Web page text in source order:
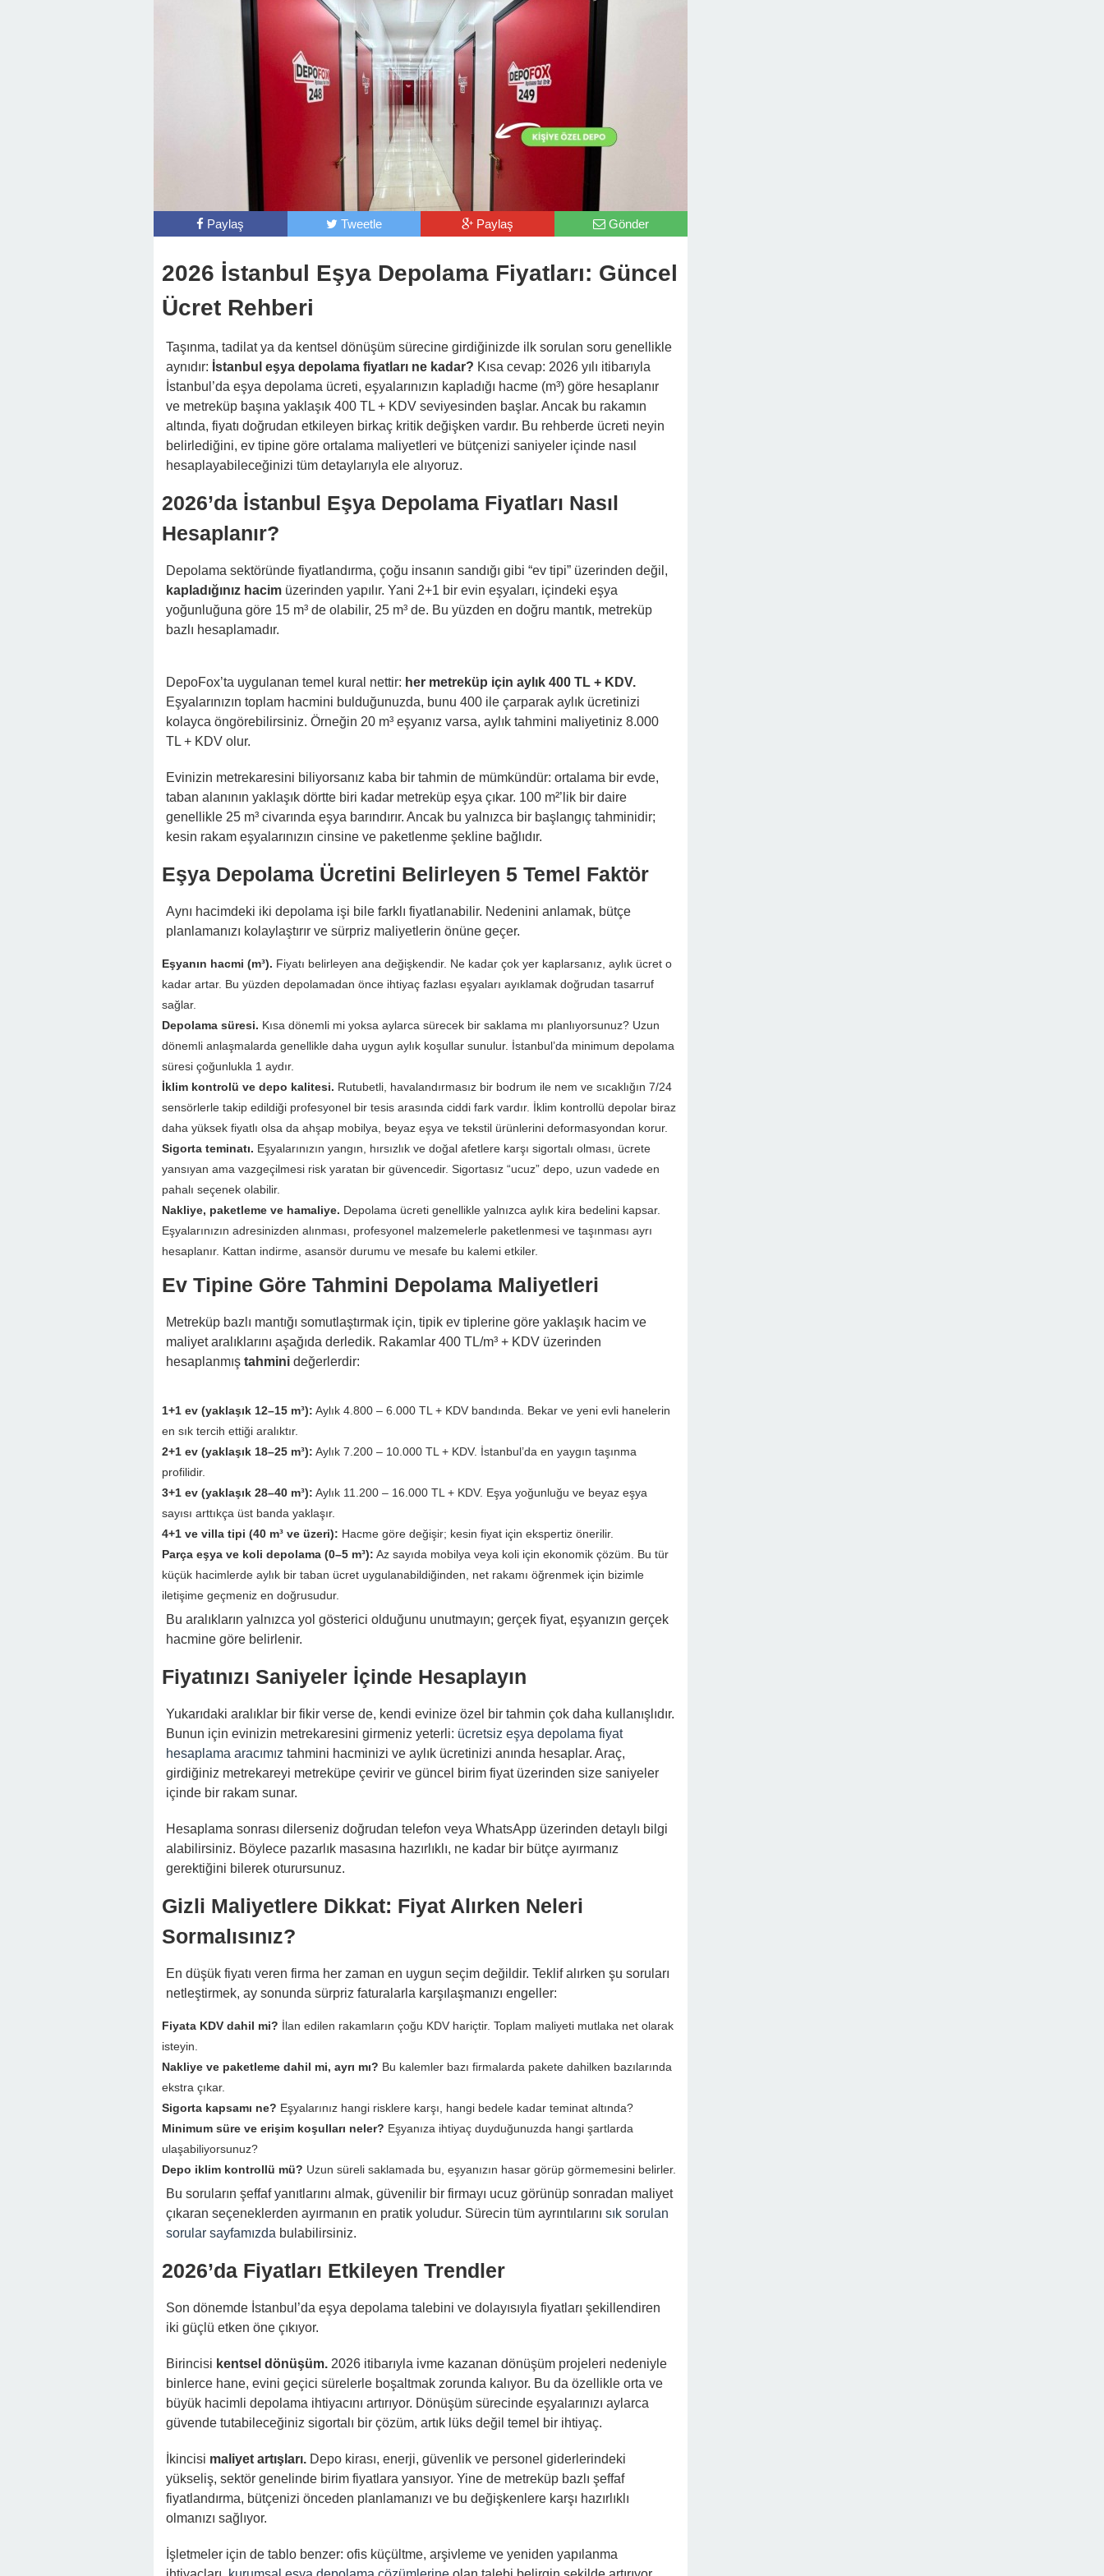
Paylaş Tweetle Paylaş Gönder
2026 İstanbul Eşya Depolama Fiyatları: Güncel
Ücret Rehberi
Taşınma, tadilat ya da kentsel dönüşüm sürecine girdiğinizde ilk sorulan soru genellikle
aynıdır: İstanbul eşya depolama fiyatları ne kadar? Kısa cevap: 2026 yılı itibarıyla
İstanbul’da eşya depolama ücreti, eşyalarınızın kapladığı hacme (m³) göre hesaplanır
ve metreküp başına yaklaşık 400 TL + KDV seviyesinden başlar. Ancak bu rakamın
altında, fiyatı doğrudan etkileyen birkaç kritik değişken vardır. Bu rehberde ücreti neyin
belirlediğini, ev tipine göre ortalama maliyetleri ve bütçenizi saniyeler içinde nasıl
hesaplayabileceğinizi tüm detaylarıyla ele alıyoruz.
2026’da İstanbul Eşya Depolama Fiyatları Nasıl
Hesaplanır?
Depolama sektöründe fiyatlandırma, çoğu insanın sandığı gibi “ev tipi” üzerinden değil,
kapladığınız hacim üzerinden yapılır. Yani 2+1 bir evin eşyaları, içindeki eşya
yoğunluğuna göre 15 m³ de olabilir, 25 m³ de. Bu yüzden en doğru mantık, metreküp
bazlı hesaplamadır.
DepoFox’ta uygulanan temel kural nettir: her metreküp için aylık 400 TL + KDV.
Eşyalarınızın toplam hacmini bulduğunuzda, bunu 400 ile çarparak aylık ücretinizi
kolayca öngörebilirsiniz. Örneğin 20 m³ eşyanız varsa, aylık tahmini maliyetiniz 8.000
TL + KDV olur.
Evinizin metrekaresini biliyorsanız kaba bir tahmin de mümkündür: ortalama bir evde,
taban alanının yaklaşık dörtte biri kadar metreküp eşya çıkar. 100 m²’lik bir daire
genellikle 25 m³ civarında eşya barındırır. Ancak bu yalnızca bir başlangıç tahminidir;
kesin rakam eşyalarınızın cinsine ve paketlenme şekline bağlıdır.
Eşya Depolama Ücretini Belirleyen 5 Temel Faktör
Aynı hacimdeki iki depolama işi bile farklı fiyatlanabilir. Nedenini anlamak, bütçe
planlamanızı kolaylaştırır ve sürpriz maliyetlerin önüne geçer.
Eşyanın hacmi (m³). Fiyatı belirleyen ana değişkendir. Ne kadar çok yer kaplarsanız, aylık ücret o
kadar artar. Bu yüzden depolamadan önce ihtiyaç fazlası eşyaları ayıklamak doğrudan tasarruf
sağlar.
Depolama süresi. Kısa dönemli mi yoksa aylarca sürecek bir saklama mı planlıyorsunuz? Uzun
dönemli anlaşmalarda genellikle daha uygun aylık koşullar sunulur. İstanbul’da minimum depolama
süresi çoğunlukla 1 aydır.
İklim kontrolü ve depo kalitesi. Rutubetli, havalandırmasız bir bodrum ile nem ve sıcaklığın 7/24
sensörlerle takip edildiği profesyonel bir tesis arasında ciddi fark vardır. İklim kontrollü depolar biraz
daha yüksek fiyatlı olsa da ahşap mobilya, beyaz eşya ve tekstil ürünlerini deformasyondan korur.
Sigorta teminatı. Eşyalarınızın yangın, hırsızlık ve doğal afetlere karşı sigortalı olması, ücrete
yansıyan ama vazgeçilmesi risk yaratan bir güvencedir. Sigortasız “ucuz” depo, uzun vadede en
pahalı seçenek olabilir.
Nakliye, paketleme ve hamaliye. Depolama ücreti genellikle yalnızca aylık kira bedelini kapsar.
Eşyalarınızın adresinizden alınması, profesyonel malzemelerle paketlenmesi ve taşınması ayrı
hesaplanır. Kattan indirme, asansör durumu ve mesafe bu kalemi etkiler.
Ev Tipine Göre Tahmini Depolama Maliyetleri
Metreküp bazlı mantığı somutlaştırmak için, tipik ev tiplerine göre yaklaşık hacim ve
maliyet aralıklarını aşağıda derledik. Rakamlar 400 TL/m³ + KDV üzerinden
hesaplanmış tahmini değerlerdir:
1+1 ev (yaklaşık 12–15 m³): Aylık 4.800 – 6.000 TL + KDV bandında. Bekar ve yeni evli hanelerin
en sık tercih ettiği aralıktır.
2+1 ev (yaklaşık 18–25 m³): Aylık 7.200 – 10.000 TL + KDV. İstanbul’da en yaygın taşınma
profilidir.
3+1 ev (yaklaşık 28–40 m³): Aylık 11.200 – 16.000 TL + KDV. Eşya yoğunluğu ve beyaz eşya
sayısı arttıkça üst banda yaklaşır.
4+1 ve villa tipi (40 m³ ve üzeri): Hacme göre değişir; kesin fiyat için ekspertiz önerilir.
Parça eşya ve koli depolama (0–5 m³): Az sayıda mobilya veya koli için ekonomik çözüm. Bu tür
küçük hacimlerde aylık bir taban ücret uygulanabildiğinden, net rakamı öğrenmek için bizimle
iletişime geçmeniz en doğrusudur.
Bu aralıkların yalnızca yol gösterici olduğunu unutmayın; gerçek fiyat, eşyanızın gerçek
hacmine göre belirlenir.
Fiyatınızı Saniyeler İçinde Hesaplayın
Yukarıdaki aralıklar bir fikir verse de, kendi evinize özel bir tahmin çok daha kullanışlıdır.
Bunun için evinizin metrekaresini girmeniz yeterli: ücretsiz eşya depolama fiyat
hesaplama aracımız tahmini hacminizi ve aylık ücretinizi anında hesaplar. Araç,
girdiğiniz metrekareyi metreküpe çevirir ve güncel birim fiyat üzerinden size saniyeler
içinde bir rakam sunar.
Hesaplama sonrası dilerseniz doğrudan telefon veya WhatsApp üzerinden detaylı bilgi
alabilirsiniz. Böylece pazarlık masasına hazırlıklı, ne kadar bir bütçe ayırmanız
gerektiğini bilerek oturursunuz.
Gizli Maliyetlere Dikkat: Fiyat Alırken Neleri
Sormalısınız?
En düşük fiyatı veren firma her zaman en uygun seçim değildir. Teklif alırken şu soruları
netleştirmek, ay sonunda sürpriz faturalarla karşılaşmanızı engeller:
Fiyata KDV dahil mi? İlan edilen rakamların çoğu KDV hariçtir. Toplam maliyeti mutlaka net olarak
isteyin.
Nakliye ve paketleme dahil mi, ayrı mı? Bu kalemler bazı firmalarda pakete dahilken bazılarında
ekstra çıkar.
Sigorta kapsamı ne? Eşyalarınız hangi risklere karşı, hangi bedele kadar teminat altında?
Minimum süre ve erişim koşulları neler? Eşyanıza ihtiyaç duyduğunuzda hangi şartlarda
ulaşabiliyorsunuz?
Depo iklim kontrollü mü? Uzun süreli saklamada bu, eşyanızın hasar görüp görmemesini belirler.
Bu soruların şeffaf yanıtlarını almak, güvenilir bir firmayı ucuz görünüp sonradan maliyet
çıkaran seçeneklerden ayırmanın en pratik yoludur. Sürecin tüm ayrıntılarını sık sorulan
sorular sayfamızda bulabilirsiniz.
2026’da Fiyatları Etkileyen Trendler
Son dönemde İstanbul’da eşya depolama talebini ve dolayısıyla fiyatları şekillendiren
iki güçlü etken öne çıkıyor.
Birincisi kentsel dönüşüm. 2026 itibarıyla ivme kazanan dönüşüm projeleri nedeniyle
binlerce hane, evini geçici sürelerle boşaltmak zorunda kalıyor. Bu da özellikle orta ve
büyük hacimli depolama ihtiyacını artırıyor. Dönüşüm sürecinde eşyalarınızı aylarca
güvende tutabileceğiniz sigortalı bir çözüm, artık lüks değil temel bir ihtiyaç.
İkincisi maliyet artışları. Depo kirası, enerji, güvenlik ve personel giderlerindeki
yükseliş, sektör genelinde birim fiyatlara yansıyor. Yine de metreküp bazlı şeffaf
fiyatlandırma, bütçenizi önceden planlamanızı ve bu değişkenlere karşı hazırlıklı
olmanızı sağlıyor.
İşletmeler için de tablo benzer: ofis küçültme, arşivleme ve yeniden yapılanma